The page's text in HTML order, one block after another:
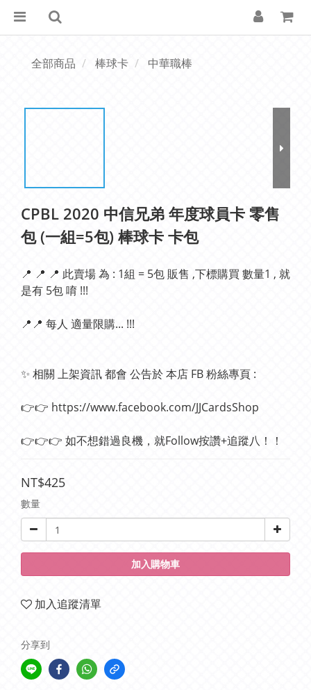
全部商品 棒球卡 中華職棒
CPBL 2020 中信兄弟 年度球員卡 零售
包 (一組=5包) 棒球卡 卡包
📍 📍 📍 此賣場 為 : 1組 = 5包 販售 ,下標購買 數量1 , 就
是有 5包 唷 !!!
📍📍 每人 適量限購... !!!
✨ 相關 上架資訊 都會 公告於 本店 FB 粉絲專頁 :
👉👉 https://www.facebook.com/JJCardsShop
👉👉👉 如不想錯過良機，就Follow按讚+追蹤八！！
NT$425
數量
加入購物車
加入追蹤清單
分享到